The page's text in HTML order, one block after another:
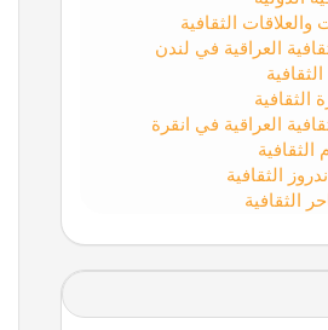
والعلاقات الثقافية
العراقية في لندن
الثقافية
العراقية في انقرة
الثقافية
الثقافية
الثقافية